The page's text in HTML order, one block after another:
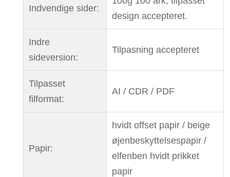
Indvendige sider:
design accepteret.
Indre
sideversion:
Tilpasning accepteret
Tilpasset
filformat:
AI / CDR / PDF
Papir:
hvidt offset papir / beige
øjenbeskyttelsespapir /
elfenben hvidt prikket
papir